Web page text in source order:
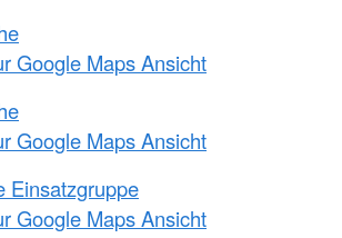
Google Maps Ansicht
Google Maps Ansicht
Einsatzgruppe
Google Maps Ansicht